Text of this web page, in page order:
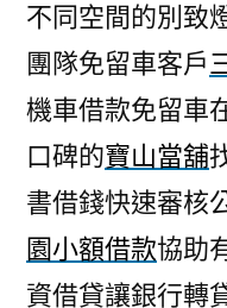
不同空間的別致
團隊免留車客戶
機車借款免留車
口碑的寶山當舖
書借錢快速審核
園小額借款協助
資借貸讓銀行轉